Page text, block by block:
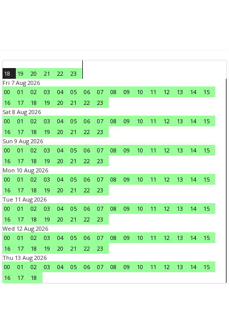
18 19 20 21 22
23
Fri 7 Aug 2026
00
01 02 03 04 05 06 07 08 09 10 11 12 13 14
15
16
17 18 19 20 21 22
23
Sat 8 Aug 2026
00
01 02 03 04 05 06 07 08 09 10 11 12 13 14
15
16
17 18 19 20 21 22
23
Sun 9 Aug 2026
00
01 02 03 04 05 06 07 08 09 10 11 12 13 14
15
16
17 18 19 20 21 22
23
Mon 10 Aug 2026
00
01 02 03 04 05 06 07 08 09 10 11 12 13 14
15
16
17 18 19 20 21 22
23
Tue 11 Aug 2026
00
01 02 03 04 05 06 07 08 09 10 11 12 13 14
15
16
17 18 19 20 21 22
23
Wed 12 Aug 2026
00
01 02 03 04 05 06 07 08 09 10 11 12 13 14
15
16
17 18 19 20 21 22
23
Thu 13 Aug 2026
00
01 02 03 04 05 06 07 08 09 10 11 12 13 14
15
16
17 18